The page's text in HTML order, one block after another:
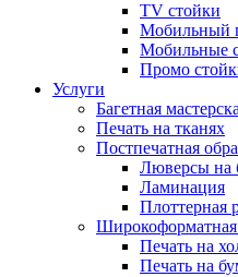
TV стойки
Мобильный
Мобильные
Промо
Услуги
Багетная
Печать на тканях
Постпечатная
Люверсы на
Ламинация
Плоттерная
Широкоформатная
Печать на
Печать на